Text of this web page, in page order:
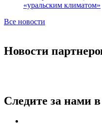
«уральским климатом»
Все новости
Новости
Следите за нами в